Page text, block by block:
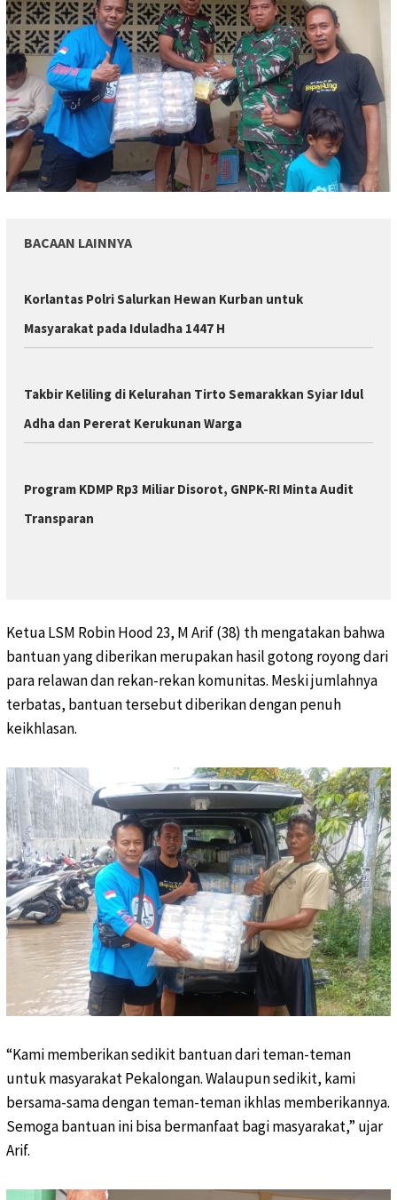
BACAAN LAINNYA
Korlantas Polri Salurkan Hewan Kurban untuk
Masyarakat pada Iduladha 1447 H
Takbir Keliling di Kelurahan Tirto Semarakkan Syiar Idul
Adha dan Pererat Kerukunan Warga
Program KDMP Rp3 Miliar Disorot, GNPK-RI Minta Audit
Transparan
Ketua LSM Robin Hood 23, M Arif (38) th mengatakan bahwa
bantuan yang diberikan merupakan hasil gotong royong dari
para relawan dan rekan-rekan komunitas. Meski jumlahnya
terbatas, bantuan tersebut diberikan dengan penuh
keikhlasan.
“Kami memberikan sedikit bantuan dari teman-teman
untuk masyarakat Pekalongan. Walaupun sedikit, kami
bersama-sama dengan teman-teman ikhlas memberikannya.
Semoga bantuan ini bisa bermanfaat bagi masyarakat,” ujar
Arif.